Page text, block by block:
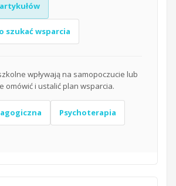
szukać wsparcia
wpływają na samopoczucie lub
omówić i ustalić plan wsparcia.
Psychoterapia